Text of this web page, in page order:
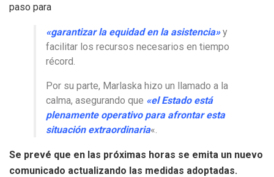
paso para
«garantizar la equidad en la asistencia»y
facilitar los recursos necesarios en tiempo
récord.
Por su parte, Marlaska hizo un llamado a la
calma, asegurando que «el Estado está
plenamente operativo para afrontar esta
situación extraordinaria«.
Se prevé que en las próximas horas se emita un nuevo
comunicado actualizando las medidas adoptadas.